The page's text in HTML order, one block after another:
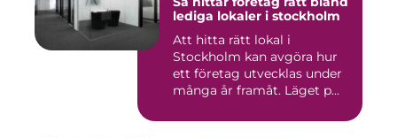
lediga lokaler i stockholm
Att hitta rätt lokal i
Stockholm kan avgöra hur
ett företag utvecklas under
många år framåt. Läget p...